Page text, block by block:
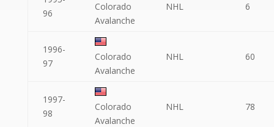
96
Colorado
Avalanche
NHL 6
1996-
97
Colorado
Avalanche
NHL 60
1997-
98
Colorado
Avalanche
NHL 78